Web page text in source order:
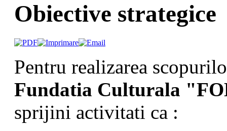
Obiective strategice
Pentru realizarea
Fundatia Culturala
sprijini activitati ca :